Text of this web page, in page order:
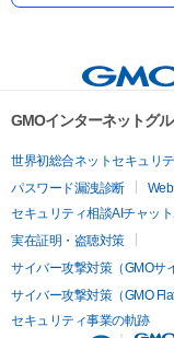
GMOインターネットグ
世界初総合ネットセキュリ
パスワード漏洩診断
セキュリティ相談AIチャット
実在証明・盗聴対策
サイバー攻撃対策（GMOサ
サイバー攻撃対策（GMO
セキュリティ事業の軌跡